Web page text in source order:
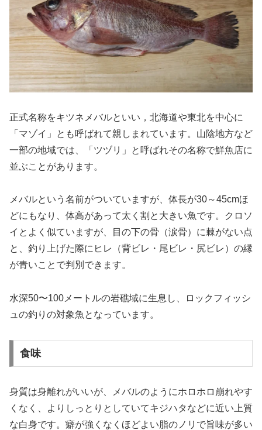
正式名称をキツネメバルといい，北海道や東北を中心に
「マゾイ」とも呼ばれて親しまれています。山陰地方など
一部の地域では、「ツヅリ」と呼ばれその名称で鮮魚店に
並ぶことがあります。
メバルという名前がついていますが、体長が30～45cmほ
どにもなり、体高があって太く割と大きい魚です。クロソ
イとよく似ていますが、目の下の骨（涙骨）に棘がない点
と、釣り上げた際にヒレ（背ビレ・尾ビレ・尻ビレ）の縁
が青いことで判別できます。
水深50〜100メートルの岩礁域に生息し、ロックフィッシ
ュの釣りの対象魚となっています。
食味
身質は身離れがいいが、メバルのようにホロホロ崩れやす
くなく、よりしっとりとしていてキジハタなどに近い上質
な白身です。癖が強くなくほどよい脂のノリで旨味が多い